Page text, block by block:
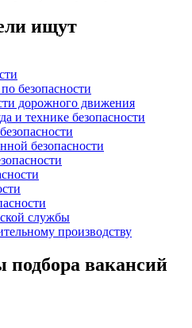
ищут
безопасности
дорожного движения
и технике безопасности
безопасности
службы
производству
вакансий